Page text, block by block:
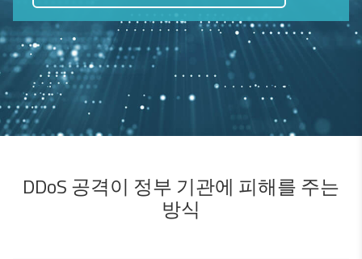
DDoS 공격이 정부 기관에 피해를 주는
방식